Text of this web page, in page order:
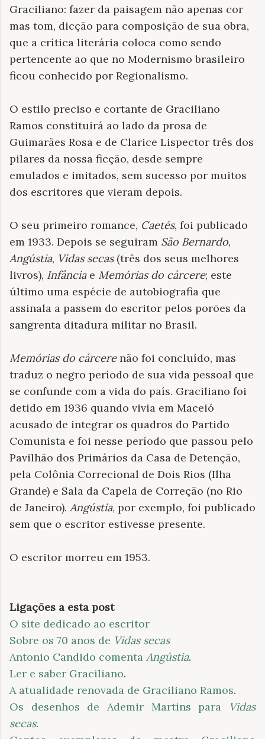
Graciliano: fazer da paisagem não apenas cor
mas tom, dicção para composição de sua obra,
que a crítica literária coloca como sendo
pertencente ao que no Modernismo brasileiro
ficou conhecido por Regionalismo.
O estilo preciso e cortante de Graciliano
Ramos constituirá ao lado da prosa de
Guimarães Rosa e de Clarice Lispector três dos
pilares da nossa ficção, desde sempre
emulados e imitados, sem sucesso por muitos
dos escritores que vieram depois.
O seu primeiro romance, Caetés, foi publicado
em 1933. Depois se seguiram São Bernardo,
Angústia, Vidas secas(três dos seus melhores
livros), Infânciae Memórias do cárcere; este
último uma espécie de autobiografia que
assinala a passem do escritor pelos porões da
sangrenta ditadura militar no Brasil.
Memórias do cárcerenão foi concluído, mas
traduz o negro período de sua vida pessoal que
se confunde com a vida do país. Graciliano foi
detido em 1936 quando vivia em Maceió
acusado de integrar os quadros do Partido
Comunista e foi nesse período que passou pelo
Pavilhão dos Primários da Casa de Detenção,
pela Colônia Correcional de Dois Rios (Ilha
Grande) e Sala da Capela de Correção (no Rio
de Janeiro). Angústia, por exemplo, foi publicado
sem que o escritor estivesse presente.
O escritor morreu em 1953.
Ligações a esta post
O site dedicado ao escritor
Sobre os 70 anos de Vidas secas
Antonio Candido comenta Angústia.
Ler e saber Graciliano.
A atualidade renovada de Graciliano Ramos.
Os desenhos de Ademir Martins para
Vidas
secas.